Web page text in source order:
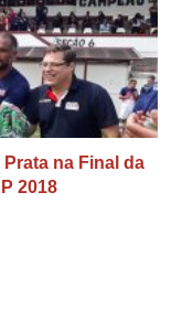
na Final da
2018